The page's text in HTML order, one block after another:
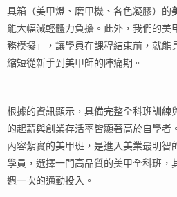
具箱（美甲燈、磨甲機、各色凝膠）的
能大幅減輕體力負擔。此外，我們的美
務模擬」，讓學員在課程結束前，就能
縮短從新手到美甲師的陣痛期。
根據的資訊顯示，具備完整全科班訓練
的起薪與創業存活率皆顯著高於自學者
內容紮實的美甲班，是進入美業最明智
學員，選擇一門高品質的美甲全科班，
週一次的通勤投入。